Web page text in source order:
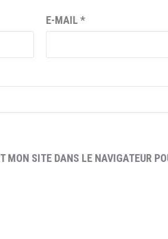
E-MAIL *
MON SITE DANS LE NAVIGATEUR